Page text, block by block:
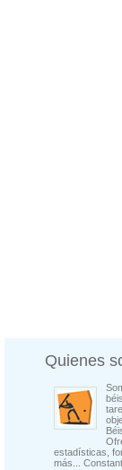
Quienes
estadísticas,
más...